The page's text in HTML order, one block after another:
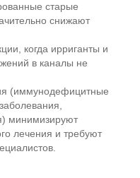
старые
снижают
когда ирриганты и
в каналы не
(иммунодефицитные
минимизируют
лечения и требуют